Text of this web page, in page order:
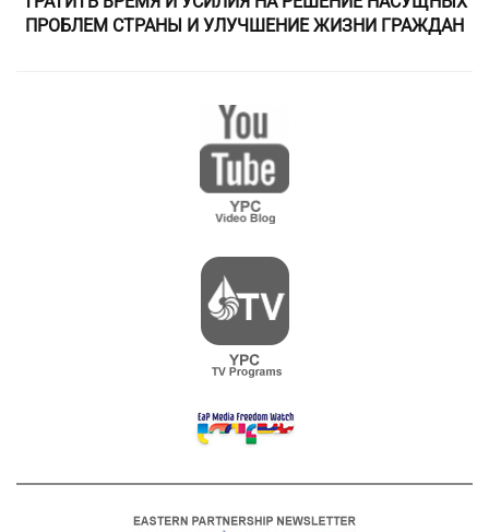
ПРОБЛЕМ СТРАНЫ И УЛУЧШЕНИЕ ЖИЗНИ ГРАЖДАН